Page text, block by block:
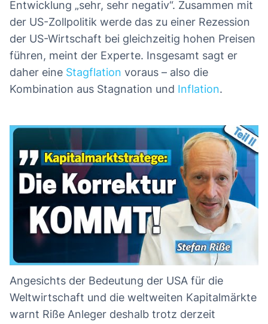
Entwicklung „sehr, sehr negativ“. Zusammen mit
der US-Zollpolitik werde das zu einer Rezession
der US-Wirtschaft bei gleichzeitig hohen Preisen
führen, meint der Experte. Insgesamt sagt er
daher eine Stagflation voraus – also die
Kombination aus Stagnation und Inflation.
Angesichts der Bedeutung der USA für die
Weltwirtschaft und die weltweiten Kapitalmärkte
warnt Riße Anleger deshalb trotz derzeit